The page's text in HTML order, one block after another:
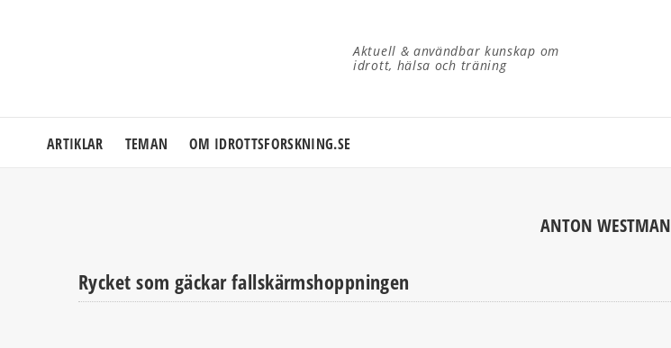
Aktuell & användbar kunskap om
idrott, hälsa och träning
ARTIKLAR TEMAN OM IDROTTSFORSKNING.SE
ANTON WESTMAN
Rycket som gäckar fallskärmshoppningen